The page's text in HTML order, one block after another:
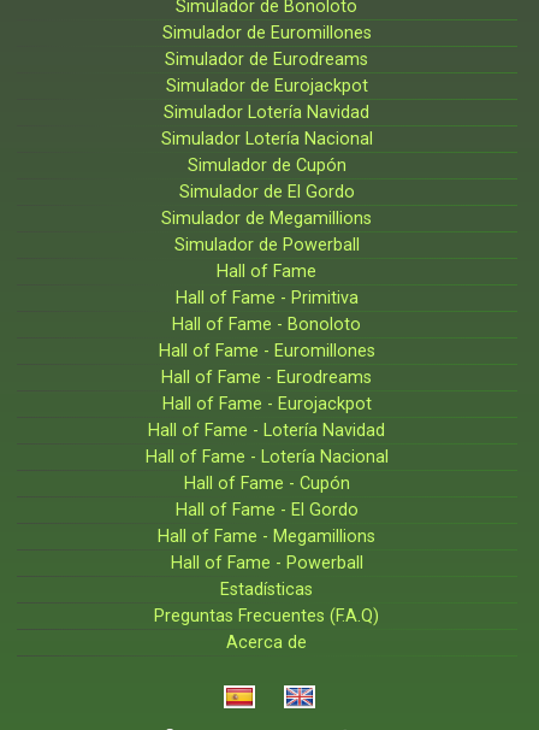
Simulador de Bonoloto
Simulador de Euromillones
Simulador de Eurodreams
Simulador de Eurojackpot
Simulador Lotería Navidad
Simulador Lotería Nacional
Simulador de Cupón
Simulador de El Gordo
Simulador de Megamillions
Simulador de Powerball
Hall of Fame
Hall of Fame - Primitiva
Hall of Fame - Bonoloto
Hall of Fame - Euromillones
Hall of Fame - Eurodreams
Hall of Fame - Eurojackpot
Hall of Fame - Lotería Navidad
Hall of Fame - Lotería Nacional
Hall of Fame - Cupón
Hall of Fame - El Gordo
Hall of Fame - Megamillions
Hall of Fame - Powerball
Estadísticas
Preguntas Frecuentes (F.A.Q)
Acerca de